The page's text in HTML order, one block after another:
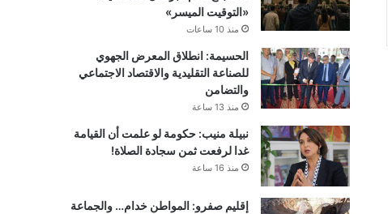
«التوقيت الميسر»
منذ 10 ساعات
الحسيمة: انطلاق المعرض الجهوي
للصناعة التقليدية والاقتصاد الاجتماعي
والتضامن
منذ 13 ساعة
نبيلة منيب: حكومة لو علمت أن القيامة
غدا لرفعت ثمن سجادة الصلاة!
منذ 16 ساعة
إقليم صفرو: المواطن خدام… والجماعة